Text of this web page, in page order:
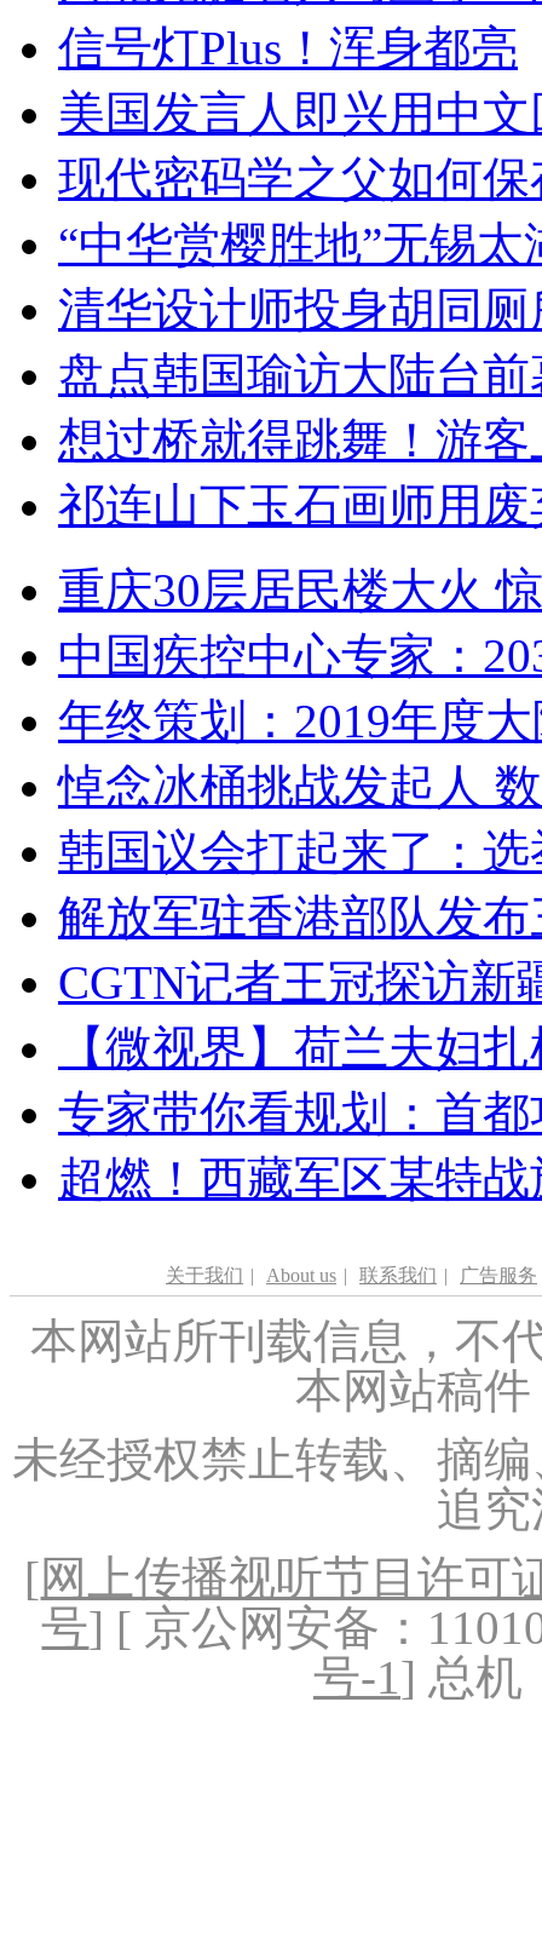
信号灯Plus！浑身都亮
美国发言人即兴用中
现代密码学之父如何
“中华赏樱胜地”无锡
清华设计师投身胡同
盘点韩国瑜访大陆台
想过桥就得跳舞！游客
祁连山下玉石画师用
重庆30层居民楼大火
中国疾控中心专家：
年终策划：2019年度
悼念冰桶挑战发起人
韩国议会打起来了：
解放军驻香港部队发
CGTN记者王冠探访新
【微视界】荷兰夫妇
专家带你看规划：首
超燃！西藏军区某特
关于我们 | About us | 联系我们 | 广告服务
本网站所刊载信息，不
本网站稿
未经授权禁止转载、摘
追
[网上传播视听节目许可
号] [ 京公网安备：
号-1] 总机